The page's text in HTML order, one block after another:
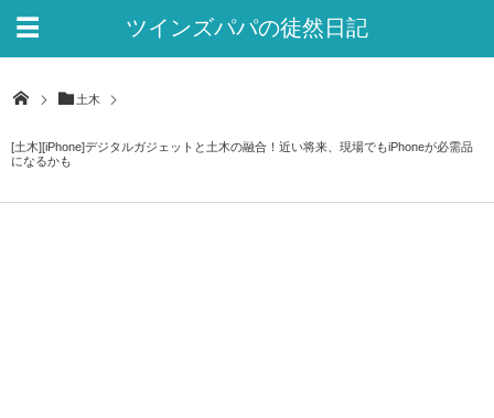
ツインズパパの徒然日記
土木
[土木][iPhone]デジタルガジェットと土木の融合！近い将来、現場でもiPhoneが必需品
になるかも